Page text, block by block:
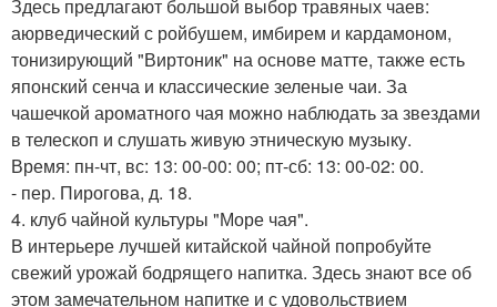
Здесь предлагают большой выбор травяных чаев:
аюрведический с ройбушем, имбирем и кардамоном,
тонизирующий "Виртоник" на основе матте, также есть
японский сенча и классические зеленые чаи. За
чашечкой ароматного чая можно наблюдать за звездами
в телескоп и слушать живую этническую музыку.
Время: пн-чт, вс: 13: 00-00: 00; пт-сб: 13: 00-02: 00.
- пер. Пирогова, д. 18.
4. клуб чайной культуры "Море чая".
В интерьере лучшей китайской чайной попробуйте
свежий урожай бодрящего напитка. Здесь знают все об
этом замечательном напитке и с удовольствием